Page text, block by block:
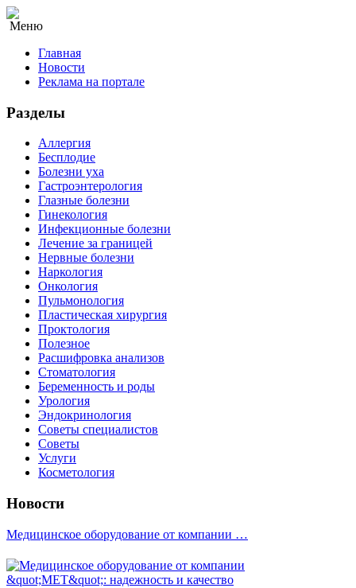
Меню
Главная
Новости
Реклама на портале
Разделы
Аллергия
Бесплодие
Болезни уха
Гастроэнтерология
Глазные болезни
Гинекология
Инфекционные болезни
Лечение за границей
Нервные болезни
Наркология
Онкология
Пульмонология
Пластическая хирургия
Проктология
Полезное
Расшифровка анализов
Стоматология
Беременность и роды
Урология
Эндокринология
Советы специалистов
Советы
Услуги
Косметология
Новости
Медицинское оборудование от компании …